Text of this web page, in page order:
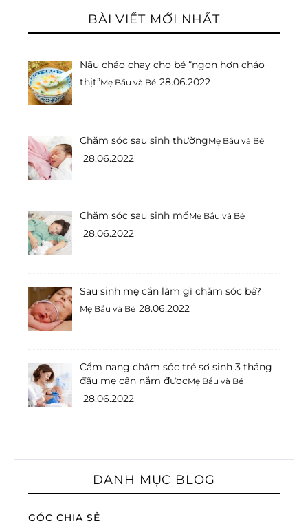
BÀI VIẾT MỚI NHẤT
Nấu cháo chay cho bé “ngon hơn cháo
thịt”Mẹ Bầu và Bé 28.06.2022
Chăm sóc sau sinh thườngMẹ Bầu và Bé
28.06.2022
Chăm sóc sau sinh mổMẹ Bầu và Bé
28.06.2022
Sau sinh mẹ cần làm gì chăm sóc bé?
Mẹ Bầu và Bé 28.06.2022
Cẩm nang chăm sóc trẻ sơ sinh 3 tháng
đầu mẹ cần nắm đượcMẹ Bầu và Bé
28.06.2022
DANH MỤC BLOG
GÓC CHIA SẺ